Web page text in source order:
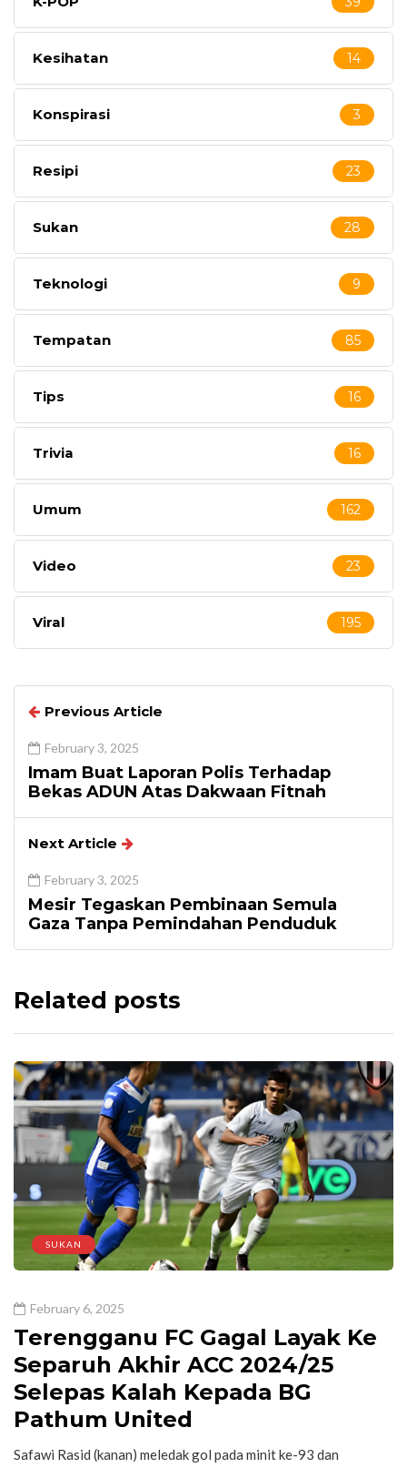
Kesihatan 14
Konspirasi 3
Resipi 23
Sukan 28
Teknologi 9
Tempatan 85
Tips 16
Trivia 16
Umum 162
Video 23
Viral 195
Previous Article
February 3, 2025
Imam Buat Laporan Polis Terhadap
Bekas ADUN Atas Dakwaan Fitnah
Next Article
February 3, 2025
Mesir Tegaskan Pembinaan Semula
Gaza Tanpa Pemindahan Penduduk
Related posts
SUKAN
February 6, 2025
Terengganu FC Gagal Layak Ke
Separuh Akhir ACC 2024/25
Selepas Kalah Kepada BG
Pathum United
Safawi Rasid (kanan) meledak gol pada minit ke-93 dan